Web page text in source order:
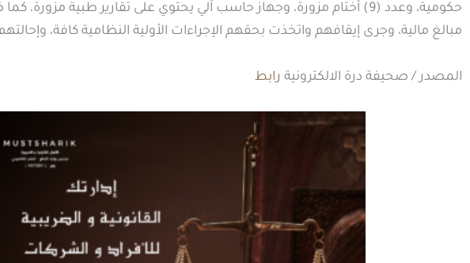
حكومية، وعدد (9) أختام مزورة، وجهاز حاسب آلي يحتوي على تقارير طبية
مبالغ مالية، وجرى إيقافهم واتخذت بحقهم الإجراءات الأولية النظامية كافة، وإحالتهم
المصدر / صحيفة درة الالكترونية رابط